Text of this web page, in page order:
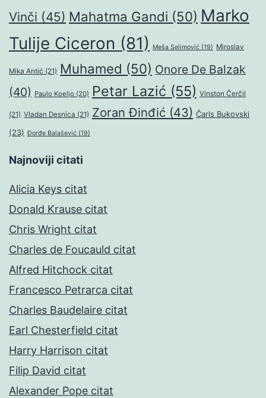
Vinči (45) Mahatma Gandi (50) Marko
Tulije Ciceron (81) Meša Selimović (19) Miroslav
Mika Antić (21) Muhamed (50) Onore De Balzak
(40) Paulo Koeljo (20) Petar Lazić (55) Vinston Čerčil
(21) Vladan Desnica (21) Zoran Đinđić (43) Čarls Bukovski
(23) Đorđe Balašević (19)
Najnoviji citati
Alicia Keys citat
Donald Krause citat
Chris Wright citat
Charles de Foucauld citat
Alfred Hitchock citat
Francesco Petrarca citat
Charles Baudelaire citat
Earl Chesterfield citat
Harry Harrison citat
Filip David citat
Alexander Pope citat